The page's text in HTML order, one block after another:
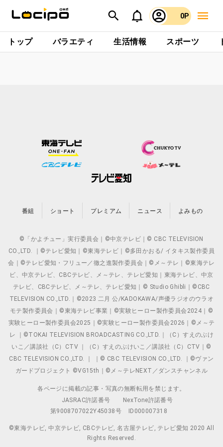
0P
トップ バラエティ 生活情報 スポーツ
番組 ショート プレミアム ニュース よみもの
©「かよチュー」実行委員会｜©中京テレビ｜© CBC TELEVISION
CO.,LTD. ｜©テレビ愛知｜©東海テレビ｜©多田かおる/ イタキス製作委員
会｜©テレビ愛知・フリュー／徹之進製作委員会｜©メ～テレ｜©東海テレ
ビ、中京テレビ、CBCテレビ、メ～テレ、テレビ愛知｜東海テレビ、中京
テレビ、CBCテレビ、メ～テレ、テレビ愛知｜© Studio Ghibli｜©CBC
TELEVISION CO.,LTD.｜©2023 二月 公/KADOKAWA/声優ラジオのウラオ
モテ製作委員会｜©東海テレビ事業｜©実験ヒーロー製作委員会2024｜©
実験ヒーロー製作委員会2025｜©実験ヒーロー製作委員会2026｜©メ～テ
レ ｜©TOKAI TELEVISION BROADCASTING CO.,LTD.｜（C）すえのぶけ
いこ／講談社（C）CTV ｜（C）すえのぶけいこ／講談社（C）CTV｜©
CBC TELEVISION CO.,LTD. ｜ ｜© CBC TELEVISION CO.,LTD. ｜©ヴァン
ガードプロジェクト ©VG15th｜©メ～テレNEXT／ダンスチャンネル
各ページに掲載の記事・写真の無断転用を禁じます。
JASRAC許諾番号
NexTone許諾番号
第9008707022Y45038号
ID000007318
©東海テレビ, 中京テレビ, CBCテレビ, 名古屋テレビ, テレビ愛知 2020 All
Rights Reserved.